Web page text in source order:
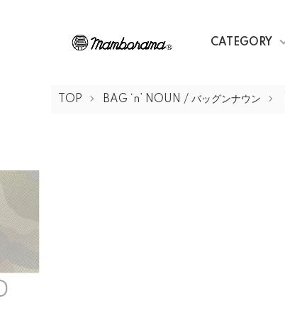
CATEGORY
TOP BAG ‘n’ NOUN / バッグンナウン